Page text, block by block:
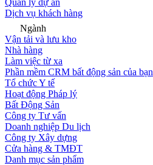
Quản lý dự án
Dịch vụ khách hàng
Ngành
Vận tải và lưu kho
Nhà hàng
Làm việc từ xa
Phần mềm CRM bất động sản của bạn
Tổ chức Y tế
Hoạt động Pháp lý
Bất Động Sản
Công ty Tư vấn
Doanh nghiệp Du lịch
Công ty Xây dựng
Cửa hàng & TMĐT
Danh mục sản phẩm